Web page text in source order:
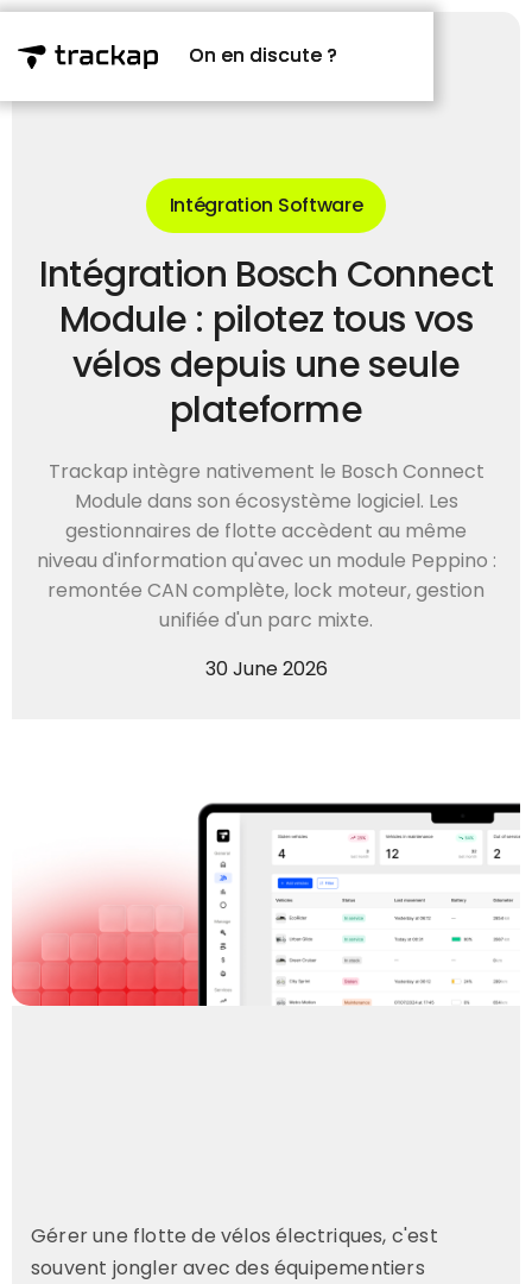
On en discute ?
On en discute ?
Intégration Software
Intégration Bosch Connect
Module : pilotez tous vos
vélos depuis une seule
plateforme
Trackap intègre nativement le Bosch Connect
Module dans son écosystème logiciel. Les
gestionnaires de flotte accèdent au même
niveau d'information qu'avec un module Peppino :
remontée CAN complète, lock moteur, gestion
unifiée d'un parc mixte.
30 June 2026
Gérer une flotte de vélos électriques, c'est
souvent jongler avec des équipementiers